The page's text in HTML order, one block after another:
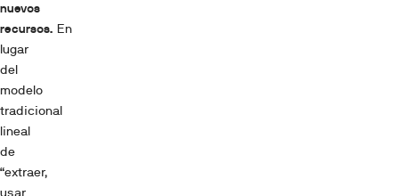
nuevos
recursos. En
lugar
del
modelo
tradicional
lineal
de
“extraer,
usar